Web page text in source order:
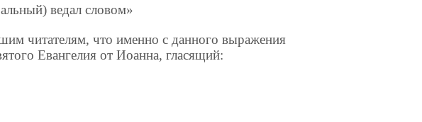
ведал словом»
читателям, что именно с данного выражения
Евангелия от Иоанна, гласящий: